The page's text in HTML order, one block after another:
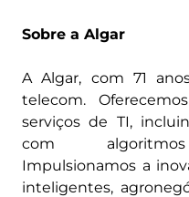
Sobre a Algar
A Algar, com 71
telecom.
serviços de TI,
com algoritmos
Impulsionamos a
inteligentes,